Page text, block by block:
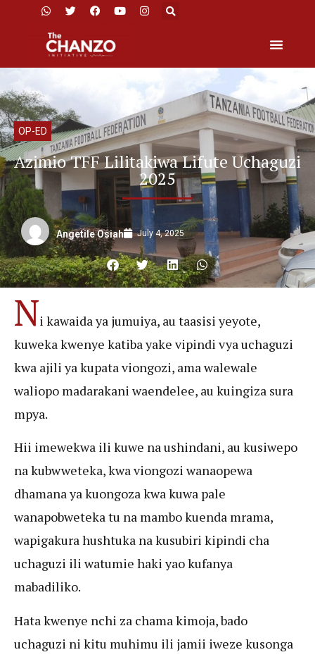
OP-ED
Azimio TFF Lilitakiwa Lifute Uchaguzi
2025
Angetile Osiah July 4, 2025
Ni kawaida ya jumuiya, au taasisi yeyote,
kuweka kwenye katiba yake vipindi vya uchaguzi
kwa ajili ya kupata viongozi, ama walewale
waliopo madarakani waendelee, au kuingiza sura
mpya.
Hii imewekwa ili kuwe na ushindani, au kusiwepo
na kubwweteka, kwa viongozi wanaopewa
dhamana ya kuongoza kwa kuwa pale
wanapobweteka tu na mambo kuenda mrama,
wapigakura hushtuka na kusubiri kipindi cha
uchaguzi ili watumie haki yao kufanya
mabadiliko.
Hata kwenye nchi za chama kimoja, bado
uchaguzi ni kitu muhimu ili jamii iweze kusonga